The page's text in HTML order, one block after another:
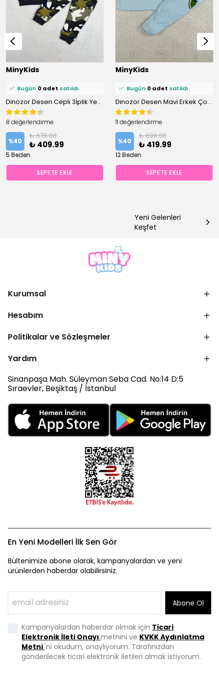
MinyKids
⭐️ Bu ürünü0 kişifavoriledi!
0 kişi
✅ Bugün 0 adet satıldı
Dinozor Desen Cepli 3İplik Yeşil Erkek Çocuk Pijama Takım
8 değerlendirme
%40
₺ 679.00
₺ 409.99
5 Beden
SEPETE EKLE
MinyKids
⭐️ Bu ürünü0 kişifavoriledi!
0 kişi
✅ Bugün 0 adet satıldı
Dinozor Desen Mavi Erkek Çocuk Pijama Takım
11 değerlendirme
%40
₺ 699.00
₺ 419.99
12 Beden
SEPETE EKLE
Yeni Gelenleri
Keşfet
Kurumsal
Hesabım
Politikalar ve Sözleşmeler
Yardım
Sinanpaşa Mah. Süleyman Seba Cad. No:14 D:5
Sıraevler, Beşiktaş / İstanbul
En Yeni Modelleri İlk Sen Gör
Bültenimize abone olarak, kampanyalardan ve yeni
ürünlerden haberdar olabilirsiniz.
Abone Ol
Kampanyalardan haberdar olmak için Ticari
Elektronik İleti Onayı metnini ve KVKK Aydınlatma
Metni'ni okudum, onaylıyorum. Tarafınızdan
gönderilecek ticari elektronik iletileri almak istiyorum.